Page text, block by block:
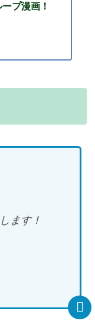
プ漫画！
ます！